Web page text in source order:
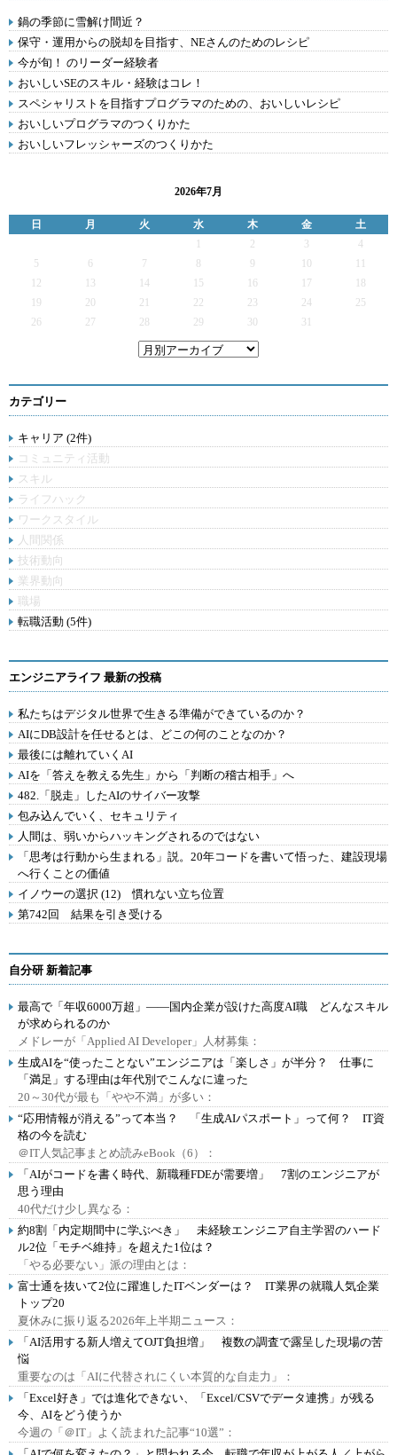
鍋の季節に雪解け間近？
保守・運用からの脱却を目指す、NEさんのためのレシピ
今が旬！ のリーダー経験者
おいしいSEのスキル・経験はコレ！
スペシャリストを目指すプログラマのための、おいしいレシピ
おいしいプログラマのつくりかた
おいしいフレッシャーズのつくりかた
2026年7月
日 月 火 水 木 金
土
2 3
4
5
6 7 9
12
13 14 15 16 17
19
20 21 22 23 24
25
26
27 28 29 30 31
カテゴリー
キャリア (2件)
コミュニティ活動
スキル
ライフハック
ワークスタイル
人間関係
技術動向
業界動向
職場
転職活動 (5件)
エンジニアライフ 最新の投稿
私たちはデジタル世界で生きる準備ができているのか？
AIにDB設計を任せるとは、どこの何のことなのか？
最後には離れていくAI
AIを「答えを教える先生」から「判断の稽古相手」へ
482.「脱走」したAIのサイバー攻撃
包み込んでいく、セキュリティ
人間は、弱いからハッキングされるのではない
「思考は行動から生まれる」説。20年コードを書いて悟った、建設現場
へ行くことの価値
イノウーの選択 (12) 慣れない立ち位置
第742回 結果を引き受ける
自分研 新着記事
最高で「年収6000万超」――国内企業が設けた高度AI職 どんなスキル
が求められるのか
メドレーが「Applied AI Developer」人材募集：
生成AIを“使ったことない”エンジニアは「楽しさ」が半分？ 仕事に
「満足」する理由は年代別でこんなに違った
20～30代が最も「やや不満」が多い：
“応用情報が消える”って本当？ 「生成AIパスポート」って何？ IT資
格の今を読む
＠IT人気記事まとめ読みeBook（6）：
「AIがコードを書く時代、新職種FDEが需要増」 7割のエンジニアが
思う理由
40代だけ少し異なる：
約8割「内定期間中に学ぶべき」 未経験エンジニア自主学習のハード
ル2位「モチベ維持」を超えた1位は？
「やる必要ない」派の理由とは：
富士通を抜いて2位に躍進したITベンダーは？ IT業界の就職人気企業
トップ20
夏休みに振り返る2026年上半期ニュース：
「AI活用する新人増えてOJT負担増」 複数の調査で露呈した現場の苦
悩
重要なのは「AIに代替されにくい本質的な自走力」：
「Excel好き」では進化できない、「Excel/CSVでデータ連携」が残る
今、AIをどう使うか
今週の「＠IT」よく読まれた記事“10選”：